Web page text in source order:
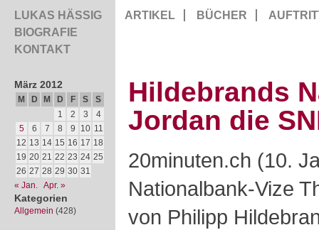
LUKAS HÄSSIG
BIOGRAFIE
KONTAKT
ARTIKEL BÜCHER
März 2012
M D M D F S
S
1
2 3
4
5
6 7 8 9 10 11
12 13 14 15 16 17 18
19 20 21 22 23 24 25
26 27 28 29 30 31
« Jan. Apr. »
Kategorien
Allgemein (428)
Hildebrands
Jordan die
20minuten.ch (10.
Nationalbank-Vize
von Philipp